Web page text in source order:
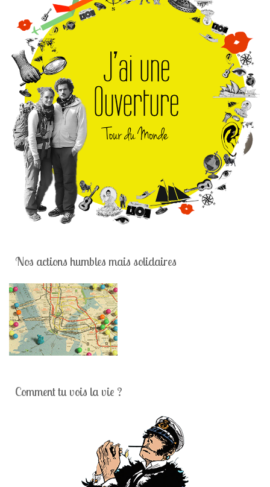
Nos actions humbles mais solidaires
Comment tu vois la vie ?